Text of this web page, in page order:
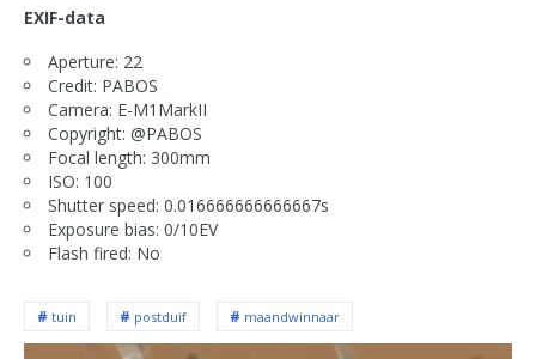
EXIF-data
Aperture: 22
Credit: PABOS
Camera: E-M1MarkII
Copyright: @PABOS
Focal length: 300mm
ISO: 100
Shutter speed: 0.016666666666667s
Exposure bias: 0/10EV
Flash fired: No
tuin postduif maandwinnaar